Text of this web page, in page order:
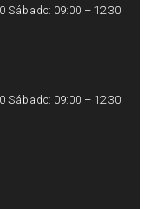
Sábado: 09:00 – 12:30
Sábado: 09:00 – 12:30